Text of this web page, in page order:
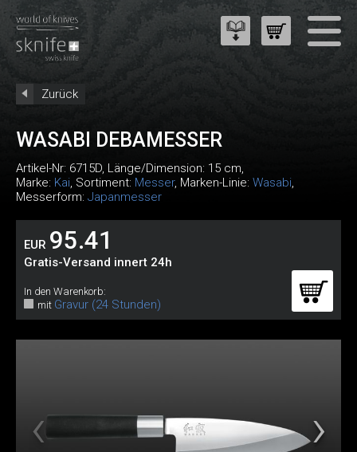
Zurück
WASABI DEBAMESSER
Artikel-Nr: 6715D, Länge/Dimension: 15 cm,
Marke: Kai, Sortiment: Messer, Marken-Linie: Wasabi,
Messerform: Japanmesser
EUR 95.41
Gratis-Versand innert 24h
In den Warenkorb:
mit Gravur (24 Stunden)